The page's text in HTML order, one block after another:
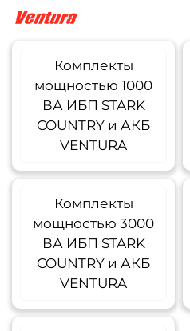
Комплекты
мощностью 1000
ВА ИБП STARK
COUNTRY и АКБ
VENTURA
Комплекты
мощностью 3000
ВА ИБП STARK
COUNTRY и АКБ
VENTURA